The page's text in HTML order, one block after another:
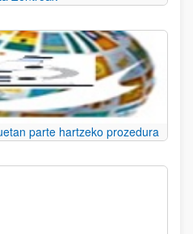
parte hartzeko prozedura